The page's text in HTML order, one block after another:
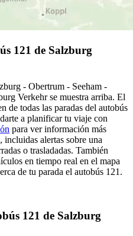
121 de Salzburg
- Obertrum - Seeham -
Verkehr se muestra arriba. El
de todas las paradas del autobús
a planificar tu viaje con
para ver información más
incluidas alertas sobre una
o trasladadas. También
en tiempo real en el mapa
de tu parada el autobús 121.
121 de Salzburg